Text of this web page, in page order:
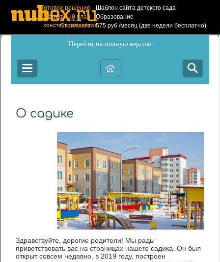
Готовое решение
Шаблон сайта детского сада
Тарифный план
Образование
Стоимость
575 руб./месяц (две недели бесплатно)
Создать такой